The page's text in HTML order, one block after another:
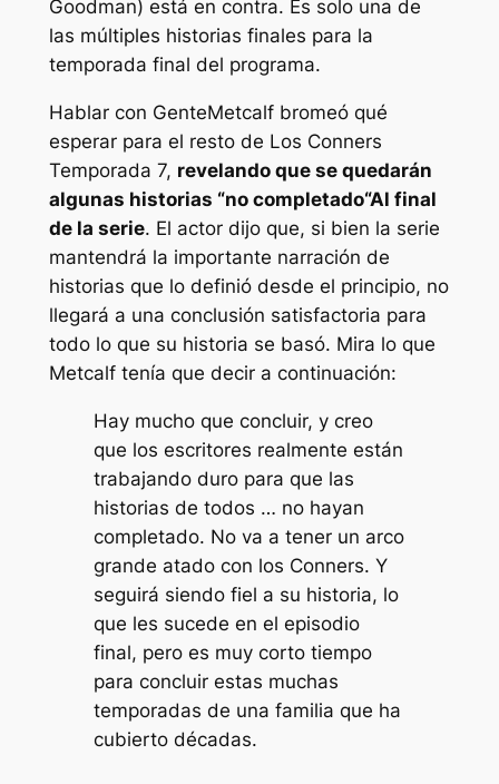
Goodman) está en contra. Es solo una de
las múltiples historias finales para la
temporada final del programa.
Hablar con GenteMetcalf bromeó qué
esperar para el resto de Los Conners
Temporada 7, revelando que se quedarán
algunas historias “no completado“Al final
de la serie. El actor dijo que, si bien la serie
mantendrá la importante narración de
historias que lo definió desde el principio, no
llegará a una conclusión satisfactoria para
todo lo que su historia se basó. Mira lo que
Metcalf tenía que decir a continuación:
Hay mucho que concluir, y creo
que los escritores realmente están
trabajando duro para que las
historias de todos … no hayan
completado. No va a tener un arco
grande atado con los Conners. Y
seguirá siendo fiel a su historia, lo
que les sucede en el episodio
final, pero es muy corto tiempo
para concluir estas muchas
temporadas de una familia que ha
cubierto décadas.